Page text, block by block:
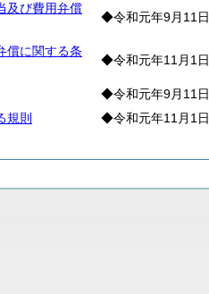
及び費用弁償
◆令和元年9月11日
償に関する条
◆令和元年11月1日
◆令和元年9月11日
規則
◆令和元年11月1日